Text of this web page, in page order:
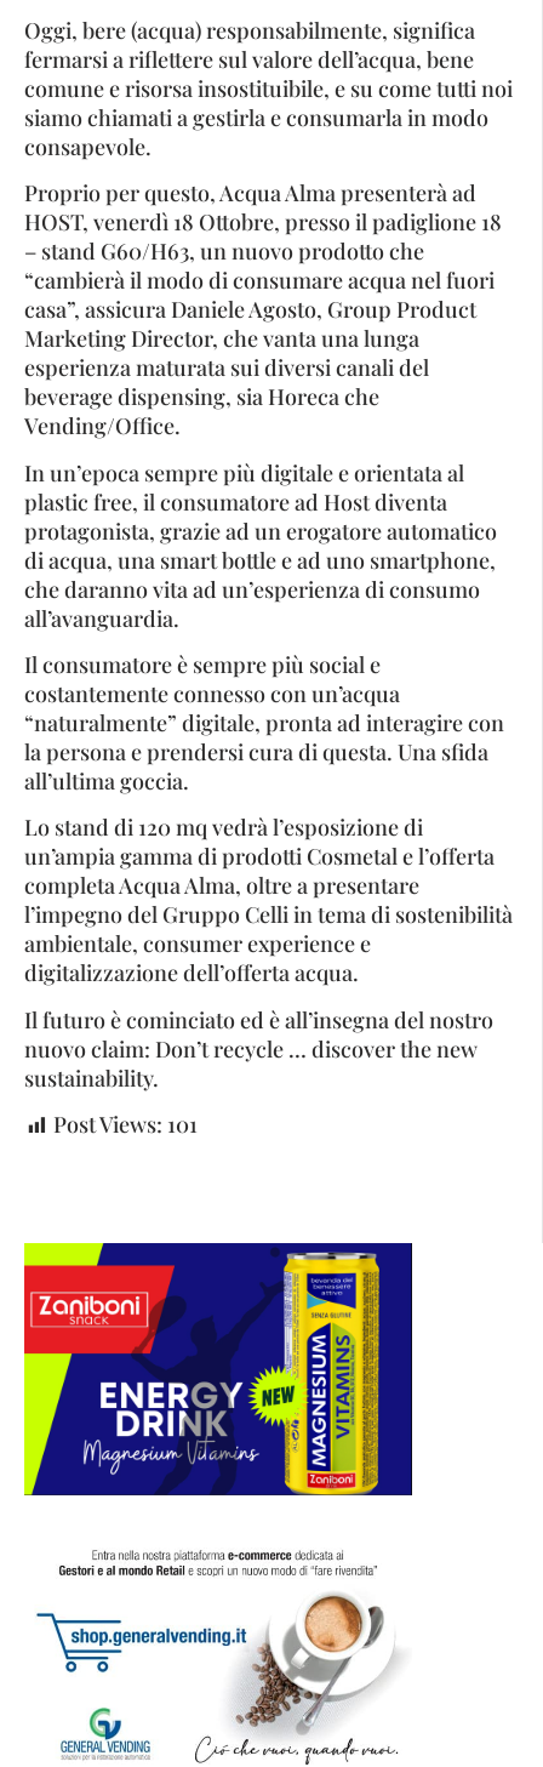
Oggi, bere (acqua) responsabilmente, significa
fermarsi a riflettere sul valore dell’acqua, bene
comune e risorsa insostituibile, e su come tutti noi
siamo chiamati a gestirla e consumarla in modo
consapevole.
Proprio per questo, Acqua Alma presenterà ad
HOST, venerdì 18 Ottobre, presso il padiglione 18
– stand G60/H63, un nuovo prodotto che
“cambierà il modo di consumare acqua nel fuori
casa”, assicura Daniele Agosto, Group Product
Marketing Director, che vanta una lunga
esperienza maturata sui diversi canali del
beverage dispensing, sia Horeca che
Vending/Office.
In un’epoca sempre più digitale e orientata al
plastic free, il consumatore ad Host diventa
protagonista, grazie ad un erogatore automatico
di acqua, una smart bottle e ad uno smartphone,
che daranno vita ad un’esperienza di consumo
all’avanguardia.
Il consumatore è sempre più social e
costantemente connesso con un’acqua
“naturalmente” digitale, pronta ad interagire con
la persona e prendersi cura di questa. Una sfida
all’ultima goccia.
Lo stand di 120 mq vedrà l’esposizione di
un’ampia gamma di prodotti Cosmetal e l’offerta
completa Acqua Alma, oltre a presentare
l’impegno del Gruppo Celli in tema di sostenibilità
ambientale, consumer experience e
digitalizzazione dell’offerta acqua.
Il futuro è cominciato ed è all’insegna del nostro
nuovo claim: Don’t recycle … discover the new
sustainability.
Post Views: 101